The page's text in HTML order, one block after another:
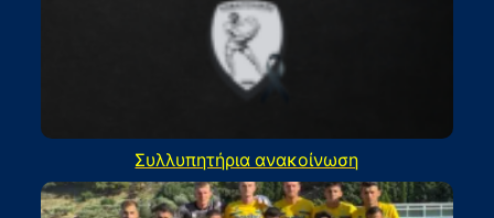
Συλλυπητήρια ανακοίνωση